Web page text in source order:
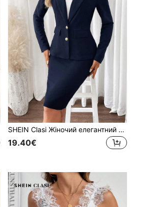
SHEIN Clasi Жіночий елегантний однобортний костюм-піджак та спідниця, осінні вбрання, офісний одяг, зимовий одяг для виходу в світ, діловий одяг, осінні комплекти
19.40€